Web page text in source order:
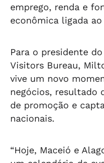
emprego, renda e
econômica ligada
Para o presidente
Visitors Bureau,
vive um novo
negócios, resultado
de promoção e
nacionais.
“Hoje, Maceió e